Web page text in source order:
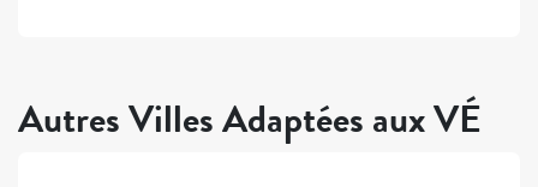
Autres Villes Adaptées aux VÉ